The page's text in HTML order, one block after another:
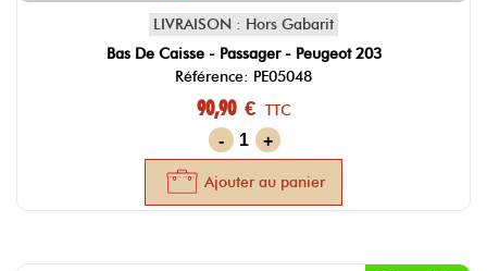
LIVRAISON : Hors Gabarit
Bas De Caisse - Passager - Peugeot 203
Référence: PE05048
90,90 € TTC
-
+
Ajouter au panier